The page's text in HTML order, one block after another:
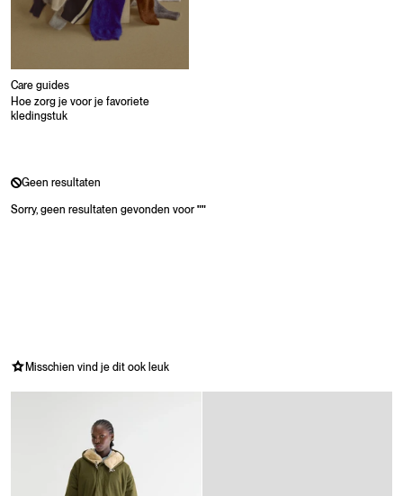
Care guides
Hoe zorg je voor je favoriete
kledingstuk
Geen resultaten
Sorry, geen resultaten gevonden voor ""
Misschien vind je dit ook leuk